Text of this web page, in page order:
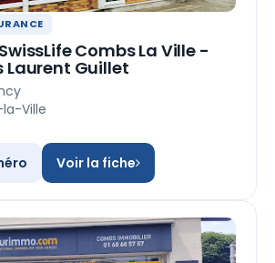
Combs La Ville -
Laurent Guillet
Ville
Voir la fiche